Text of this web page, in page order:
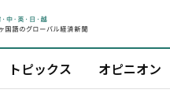
トピックス オピニオン